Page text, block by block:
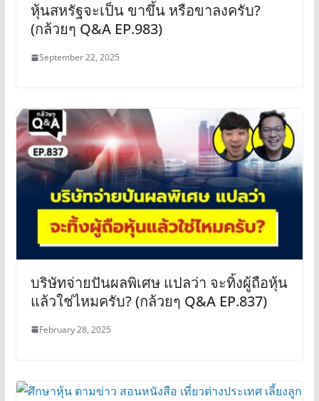
หุ้นสหรัฐจะเป็น ขาขึ้น หรือขาลงครับ?
(กล้วยๆ Q&A EP.983)
September 22, 2025
บริษัทจ่ายปันผลพิเศษ แปลว่า จะทิ้งผู้ถือหุ้น
แล้วใช่ไหมครับ? (กล้วยๆ Q&A EP.837)
February 28, 2025